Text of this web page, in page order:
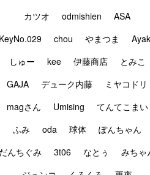
カツオ
odmishien
ASA
chou やまつま
しゅー
kee 伊藤商店
とみこ
GAJA
デューク内藤
ミヤコドリ
magさん
Umising
てんてこまい
ふみ
oda 球体
ぽんちゃん
んちぐみ
3t06 なとぅ
みちゃ